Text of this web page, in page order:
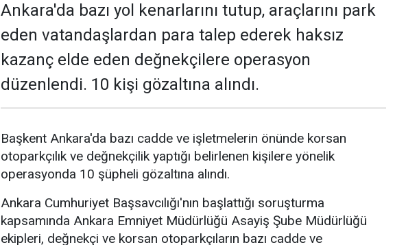
Ankara'da bazı yol kenarlarını tutup, araçlarını park
eden vatandaşlardan para talep ederek haksız
kazanç elde eden değnekçilere operasyon
düzenlendi. 10 kişi gözaltına alındı.
Başkent Ankara'da bazı cadde ve işletmelerin önünde korsan
otoparkçılık ve değnekçilik yaptığı belirlenen kişilere yönelik
operasyonda 10 şüpheli gözaltına alındı.
Ankara Cumhuriyet Başsavcılığı'nın başlattığı soruşturma
kapsamında Ankara Emniyet Müdürlüğü Asayiş Şube Müdürlüğü
ekipleri, değnekçi ve korsan otoparkçıların bazı cadde ve